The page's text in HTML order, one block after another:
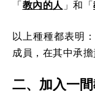
「教內的人 」和「
以上種種都表明
成員，在其中承擔
二、加入一